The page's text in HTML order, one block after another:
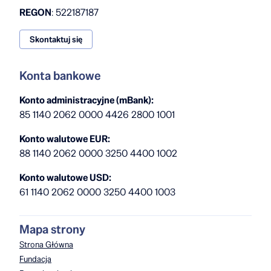
REGON: 522187187
Skontaktuj się
Konta bankowe
Konto administracyjne (mBank):
85 1140 2062 0000 4426 2800 1001
Konto walutowe EUR:
88 1140 2062 0000 3250 4400 1002
Konto walutowe USD:
61 1140 2062 0000 3250 4400 1003
Mapa strony
Strona Główna
Fundacja